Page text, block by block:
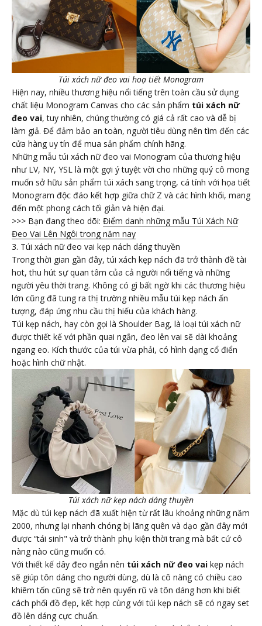
Túi xách nữ đeo vai hoạ tiết Monogram
Hiện nay, nhiều thương hiệu nổi tiếng trên toàn cầu sử dụng
chất liệu Monogram Canvas cho các sản phẩm túi xách nữ
đeo vai, tuy nhiên, chúng thường có giá cả rất cao và dễ bị
làm giả. Để đảm bảo an toàn, người tiêu dùng nên tìm đến các
cửa hàng uy tín để mua sản phẩm chính hãng.
Những mẫu túi xách nữ đeo vai Monogram của thương hiệu
như LV, NY, YSL là một gợi ý tuyệt vời cho những quý cô mong
muốn sở hữu sản phẩm túi xách sang trọng, cá tính với họa tiết
Monogram độc đáo kết hợp giữa chữ Z và các hình khối, mang
đến một phong cách tối giản và hiện đại.
>>> Bạn đang theo dõi: Điểm danh những mẫu Túi Xách Nữ
Đeo Vai Lên Ngôi trong năm nay
3. Túi xách nữ đeo vai kẹp nách dáng thuyền
Trong thời gian gần đây, túi xách kẹp nách đã trở thành đề tài
hot, thu hút sự quan tâm của cả người nổi tiếng và những
người yêu thời trang. Không có gì bất ngờ khi các thương hiệu
lớn cũng đã tung ra thị trường nhiều mẫu túi kẹp nách ấn
tượng, đáp ứng nhu cầu thị hiếu của khách hàng.
Túi kẹp nách, hay còn gọi là Shoulder Bag, là loại túi xách nữ
được thiết kế với phần quai ngắn, đeo lên vai sẽ dài khoảng
ngang eo. Kích thước của túi vừa phải, có hình dạng cổ điển
hoặc hình chữ nhật.
Túi xách nữ kẹp nách dáng thuyền
Mặc dù túi kẹp nách đã xuất hiện từ rất lâu khoảng những năm
2000, nhưng lại nhanh chóng bị lãng quên và dạo gần đây mới
được “tái sinh" và trở thành phụ kiện thời trang mà bất cứ cô
nàng nào cũng muốn có.
Với thiết kế dây đeo ngắn nên túi xách nữ đeo vai kẹp nách
sẽ giúp tôn dáng cho người dùng, dù là cô nàng có chiều cao
khiêm tốn cũng sẽ trở nên quyến rũ và tôn dáng hơn khi biết
cách phối đồ đẹp, kết hợp cùng với túi kẹp nách sẽ có ngay set
đồ lên dáng cực chuẩn.